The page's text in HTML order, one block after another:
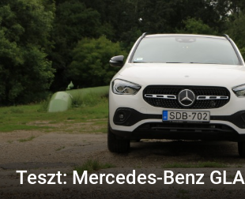
Teszt: Mercedes-Benz